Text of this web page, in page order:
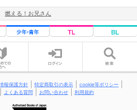
燃える！お兄さん
報保護方針 特定商取引の表示
cookie等ポリシー
よくある質問 お問い合わせ 利用規約